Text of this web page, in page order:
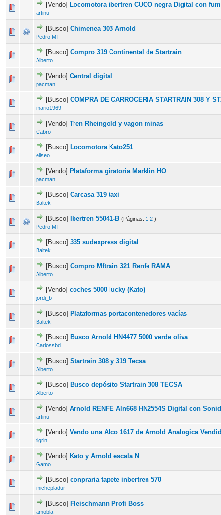
[Vendo] Locomotora ibertren CUCO negra Digital con
artinu
[Busco] Chimenea 303 Arnold
Pedro MT
[Busco] Compro 319 Continental de Startrain
Alberto
[Vendo] Central digital
pacman
[Busco] COMPRA DE CARROCERIA STARTRAIN 308 Y
mario1969
[Vendo] Tren Rheingold y vagon minas
Cabro
[Busco] Locomotora Kato251
eliseo
[Vendo] Plataforma giratoria Marklin HO
pacman
[Busco] Carcasa 319 taxi
Baltek
[Busco] Ibertren 55041-B (Páginas: 1 2 )
Pedro MT
[Busco] 335 sudexpress digital
Baltek
[Busco] Compro Mftrain 321 Renfe RAMA
Alberto
[Vendo] coches 5000 lucky (Kato)
jordi_b
[Busco] Plataformas portacontenedores vacías
Baltek
[Busco] Busco Arnold HN4477 5000 verde oliva
Carlossbd
[Busco] Startrain 308 y 319 Tecsa
Alberto
[Busco] Busco depósito Startrain 308 TECSA
Alberto
[Vendo] Arnold RENFE Aln668 HN2554S Digital con
artinu
[Vendo] Vendo una Alco 1617 de Arnold Analogica
tigrin
[Vendo] Kato y Arnold escala N
Gamo
[Busco] conpraria tapete inbertren 570
michepladur
[Busco] Fleischmann Profi Boss
amobla